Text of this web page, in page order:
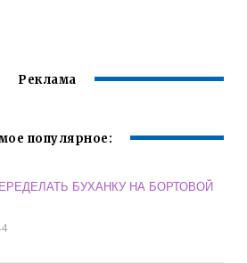
Реклама
популярное:
БУХАНКУ НА БОРТОВОЙ